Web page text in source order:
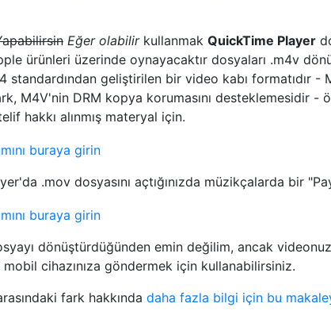
Eğer olabilirkullanmak QuickTime Player
ürünleri üzerinde oynayacaktır dosyaları .m4v
standardından geliştirilen bir video kabı formatıdır -
M4V'nin DRM kopya korumasını desteklemesidir -
hakkı alınmış materyal için.
.mov dosyasını açtığınızda müzikçalarda bir
dönüştürdüğünden emin değilim, ancak
mobil cihazınıza göndermek için kullanabilirsiniz.
fark hakkında daha fazla bilgi için bu